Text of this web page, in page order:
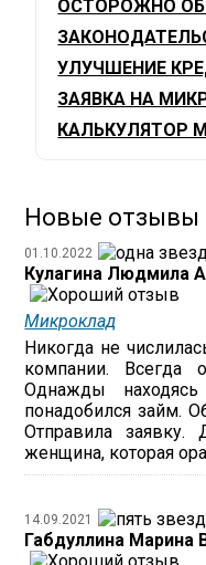
ОСТОРОЖНО
УЛУЧШЕНИЕ
ЗАЯВКА НА
КАЛЬКУЛЯТОР
Новые отзывы
01.10.2022
Кулагина Людмила
Микроклад
Никогда не
компании. Всегда
Однажды
понадобился займ.
Отправила заявку.
женщина, которая
14.09.2021
Габдуллина Марина